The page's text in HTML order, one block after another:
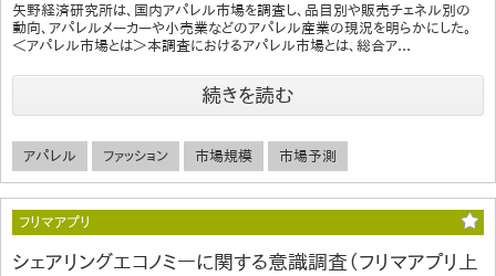
矢野経済研究所は、国内アパレル市場を調査し、品目別や販売チェネル別の
動向、アパレルメーカーや小売業などのアパレル産業の現況を明らかにした。
＜アパレル市場とは＞本調査におけるアパレル市場とは、総合ア...
続きを読む
アパレル ファッション 市場規模 市場予測
フリマアプリ
シェアリングエコノミーに関する意識調査（フリマアプリ上